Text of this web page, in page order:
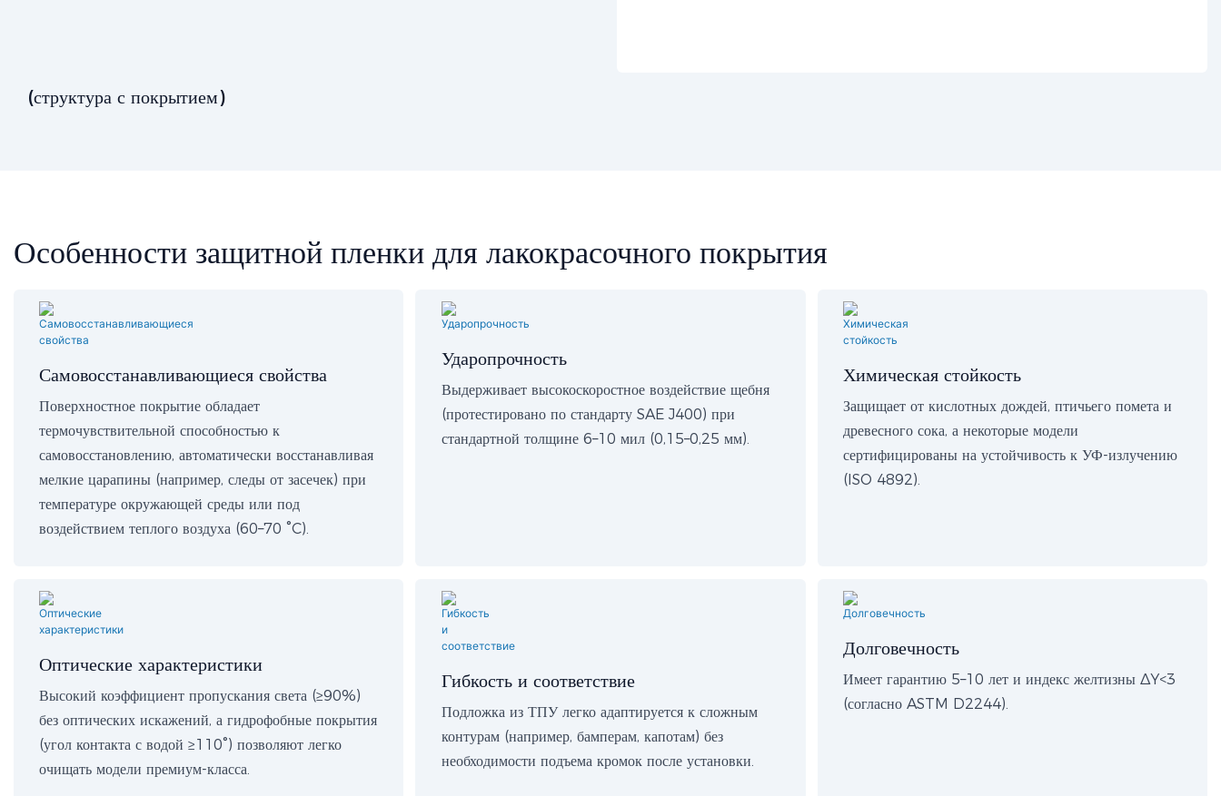
(структура с покрытием)
Особенности защитной пленки для лакокрасочного покрытия
Самовосстанавливающиеся свойства
Поверхностное покрытие обладает
термочувствительной способностью к
самовосстановлению, автоматически восстанавливая
мелкие царапины (например, следы от засечек) при
температуре окружающей среды или под
воздействием теплого воздуха (60–70 °C).
Ударопрочность
Выдерживает высокоскоростное воздействие щебня
(протестировано по стандарту SAE J400) при
стандартной толщине 6–10 мил (0,15–0,25 мм).
Химическая стойкость
Защищает от кислотных дождей, птичьего помета и
древесного сока, а некоторые модели
сертифицированы на устойчивость к УФ-излучению
(ISO 4892).
Оптические характеристики
Высокий коэффициент пропускания света (≥90%)
без оптических искажений, а гидрофобные покрытия
(угол контакта с водой ≥110°) позволяют легко
очищать модели премиум-класса.
Гибкость и соответствие
Подложка из ТПУ легко адаптируется к сложным
контурам (например, бамперам, капотам) без
необходимости подъема кромок после установки.
Долговечность
Имеет гарантию 5–10 лет и индекс желтизны ΔY<3
(согласно ASTM D2244).